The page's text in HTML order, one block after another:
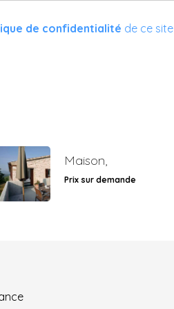
de confidentialité de ce site
Maison,
Prix sur demande